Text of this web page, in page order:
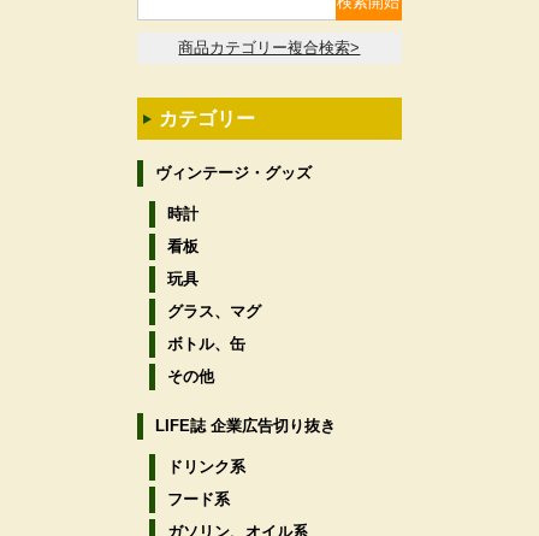
商品カテゴリー複合検索>
カテゴリー
ヴィンテージ・グッズ
時計
看板
玩具
グラス、マグ
ボトル、缶
その他
LIFE誌 企業広告切り抜き
ドリンク系
フード系
ガソリン、オイル系